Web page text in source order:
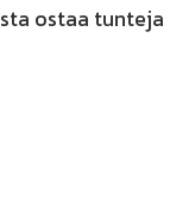
ostaa tunteja